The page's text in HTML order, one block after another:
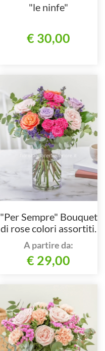
"le ninfe"
€ 30,00
"Per Sempre" Bouquet
di rose colori assortiti.
A partire da:
€ 29,00